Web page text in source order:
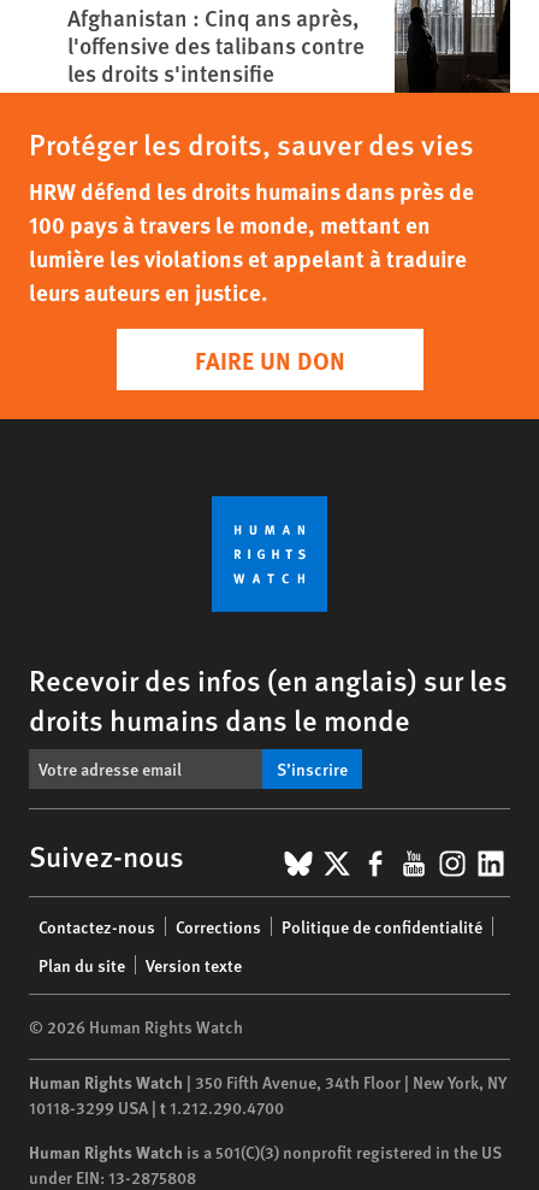
Afghanistan : Cinq ans après,
l'offensive des talibans contre
les droits s'intensifie
Protéger les droits, sauver des vies
HRW défend les droits humains dans près de
100 pays à travers le monde, mettant en
lumière les violations et appelant à traduire
leurs auteurs en justice.
FAIRE UN DON
Recevoir des infos (en anglais) sur les
droits humains dans le monde
S’inscrire
Suivez-nous BlueSky
X Facebook
YouTube
menu
Contactez-nous Corrections
Politique de confidentialité
Plan du site
Version texte
© 2026 Human Rights Watch
Human Rights Watch | 350 Fifth Avenue, 34th Floor | New York, NY
10118-3299 USA | t1.212.290.4700
Human Rights Watch is a 501(C)(3) nonprofit registered in the US
under EIN: 13-2875808